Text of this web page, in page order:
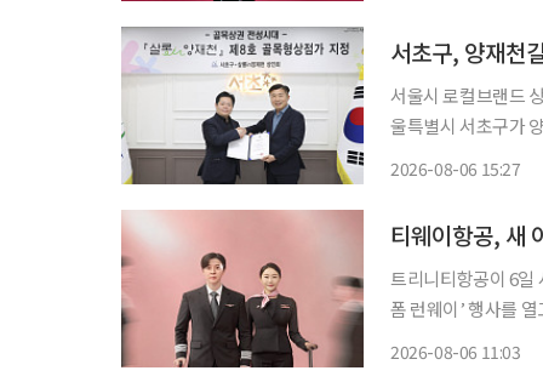
서초구, 양재천
서울시 로컬브랜드
울특별시 서초구가
2026-08-06 15:27
티웨이항공, 새
트리니티항공이 6일
폼 런웨이’ 행사를
2026-08-06 11:03